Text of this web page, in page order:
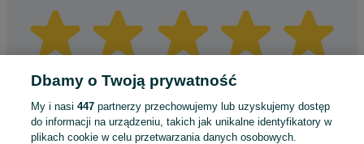
Dbamy o Twoją prywatność
My i nasi447 partnerzy przechowujemy lub uzyskujemy dostęp
do informacji na urządzeniu, takich jak unikalne identyfikatory w
plikach cookie w celu przetwarzania danych osobowych.